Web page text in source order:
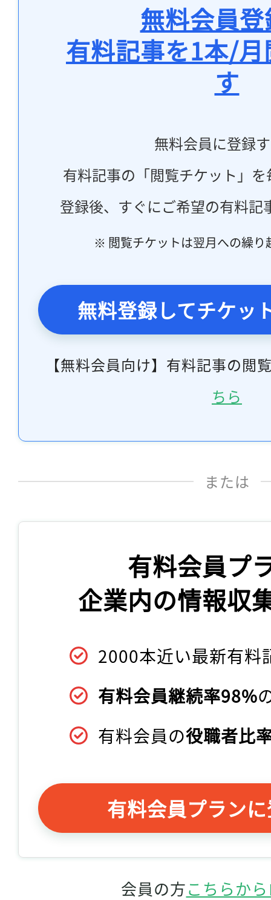
無料会員
有料記事を1本/
す
無料会員に登録
有料記事の「閲覧チケット」
登録後、すぐにご希望の有料記
※ 閲覧チケットは翌月への繰り
無料登録してチケッ
【無料会員向け】有料記事の閲
ちら
または
有料会員プ
企業内の情報収
2000本近い最新有料
有料会員継続率98%
有料会員の役職者比
有料会員プラン
会員の方こちらか